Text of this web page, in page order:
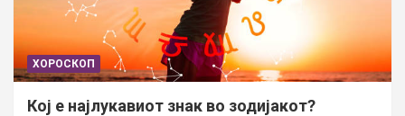
ХОРОСКОП
Кој е најлукавиот знак во зодијакот?